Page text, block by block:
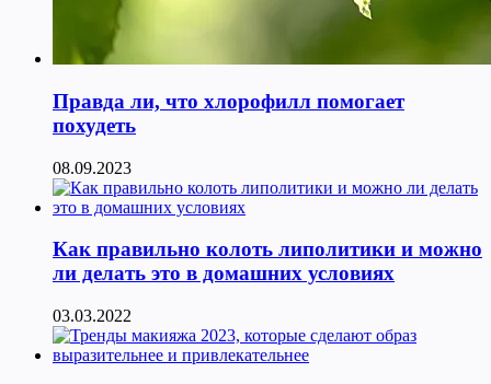
Правда ли, что хлорофилл помогает
похудеть
08.09.2023
Как правильно колоть липолитики и можно
ли делать это в домашних условиях
03.03.2022